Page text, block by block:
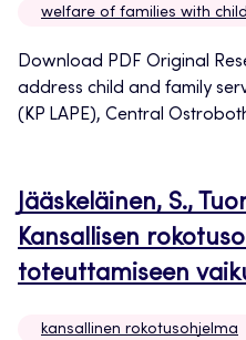
welfare of families with
Download PDF Original
address child and family
(KP LAPE), Central
Jääskeläinen, S.,
Kansallisen
toteuttamiseen
kansallinen rokotusohjelma